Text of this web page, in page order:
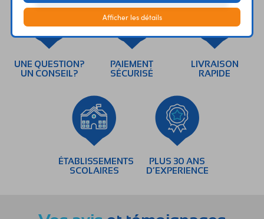
UNE QUESTION?
UN CONSEIL?
PAIEMENT
SÉCURISÉ
LIVRAISON
RAPIDE
ÉTABLISSEMENTS
SCOLAIRES
PLUS 30 ANS
D’EXPERIENCE
Afficher les détails